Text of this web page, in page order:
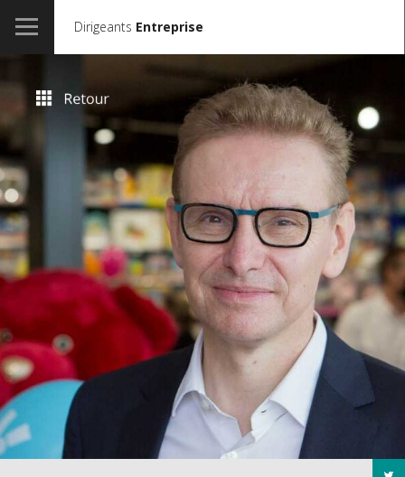
Dirigeants Entreprise